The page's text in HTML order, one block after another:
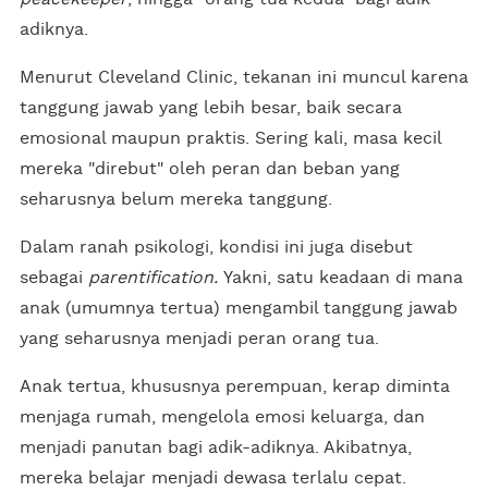
adiknya.
Menurut Cleveland Clinic, tekanan ini muncul karena
tanggung jawab yang lebih besar, baik secara
emosional maupun praktis. Sering kali, masa kecil
mereka "direbut" oleh peran dan beban yang
seharusnya belum mereka tanggung.
Dalam ranah psikologi, kondisi ini juga disebut
sebagai parentification. Yakni, satu keadaan di mana
anak (umumnya tertua) mengambil tanggung jawab
yang seharusnya menjadi peran orang tua.
Anak tertua, khususnya perempuan, kerap diminta
menjaga rumah, mengelola emosi keluarga, dan
menjadi panutan bagi adik-adiknya. Akibatnya,
mereka belajar menjadi dewasa terlalu cepat.